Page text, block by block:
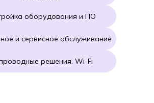
оборудования и ПО
и сервисное обслуживание
решения. Wi-Fi